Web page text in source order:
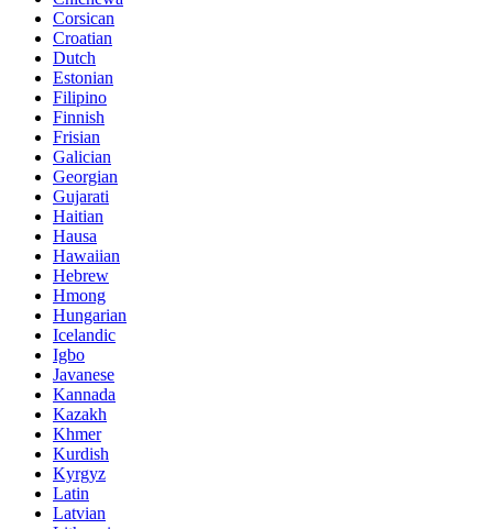
Corsican
Croatian
Dutch
Estonian
Filipino
Finnish
Frisian
Galician
Georgian
Gujarati
Haitian
Hausa
Hawaiian
Hebrew
Hmong
Hungarian
Icelandic
Igbo
Javanese
Kannada
Kazakh
Khmer
Kurdish
Kyrgyz
Latin
Latvian